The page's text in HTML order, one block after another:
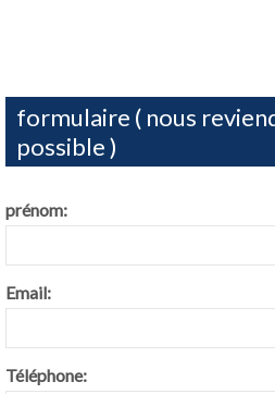
formulaire ( nous
possible )
prénom:
Email:
Téléphone: